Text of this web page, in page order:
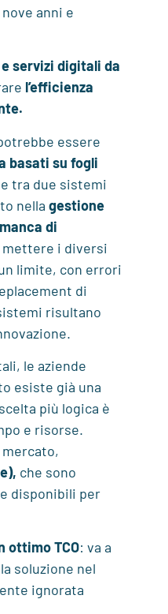
anni e
servizi digitali da
l’efficienza
essere
basati su fogli
tra due sistemi
nella gestione
manca di
mettere i diversi
limite, con errori
di
risultano
le aziende
esiste già una
più logica è
e risorse.
che sono
disponibili per
ottimo TCO: va a
soluzione nel
ignorata